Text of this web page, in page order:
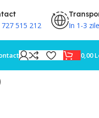
515 212 In 1-3 zile
0,00